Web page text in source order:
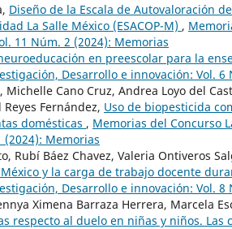
Diseño de la Escala de Autovaloración
La Salle México (ESACOP-M) ,
11 Núm. 2 (2024): Memorias
en preescolar para la
Desarrollo e innovación: Vol. 6
Michelle Cano Cruz, Andrea Loyo del
Fernández, Uso de biopesticida
domésticas , Memorias del Concurso
(2024): Memorias
Rubí Báez Chavez, Valeria Ontiveros
y la carga de trabajo docente
Desarrollo e innovación: Vol. 8
Ximena Barraza Herrera, Marcela
respecto al duelo en niñas y niños. Las